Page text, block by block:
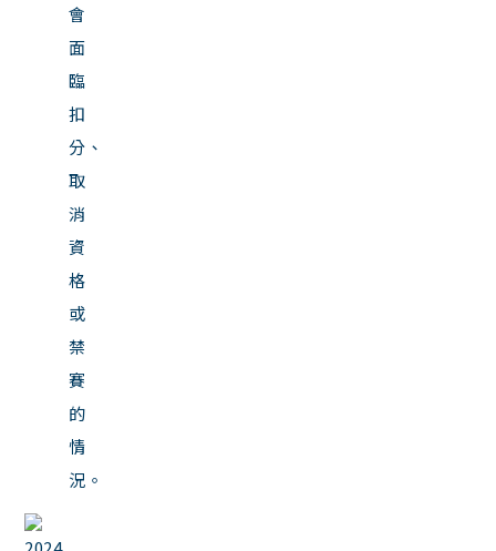
會
面
臨
扣
分、
取
消
資
格
或
禁
賽
的
情
況。